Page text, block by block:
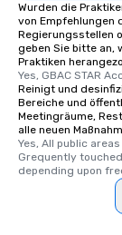
Wurden die
von Empfehlungen
Regierungsstellen
geben Sie bitte an,
Praktiken
Yes, GBAC STAR
Reinigt und
Bereiche und
Meetingräume,
alle neuen
Yes, All public
Grequently
depending upon